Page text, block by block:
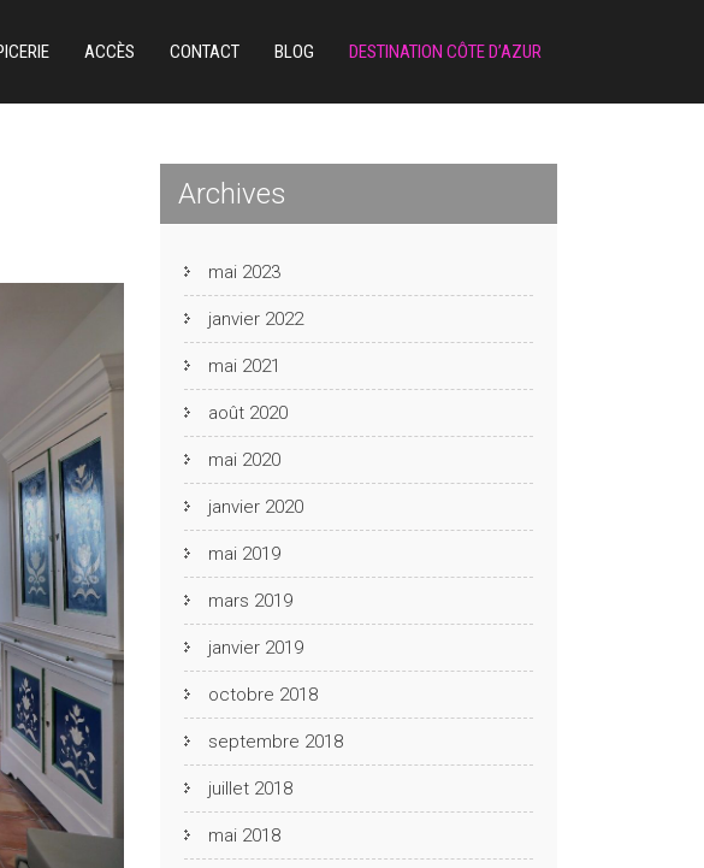
ACCÈS CONTACT BLOG DESTINATION CÔTE D’AZUR
Archives
mai 2023
janvier 2022
mai 2021
août 2020
mai 2020
janvier 2020
mai 2019
mars 2019
janvier 2019
octobre 2018
septembre 2018
juillet 2018
mai 2018